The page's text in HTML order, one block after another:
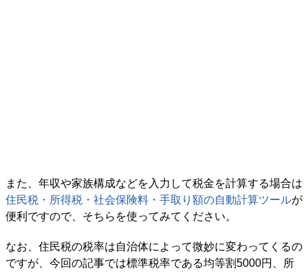
また、年収や家族構成などを入力して税金を計算する場合は
住民税・所得税・社会保険料・手取り額の自動計算ツールが
便利ですので、そちらを使ってみてください。
なお、住民税の税率は自治体によって微妙に変わってくるの
ですが、今回の記事では標準税率である均等割5000円、所